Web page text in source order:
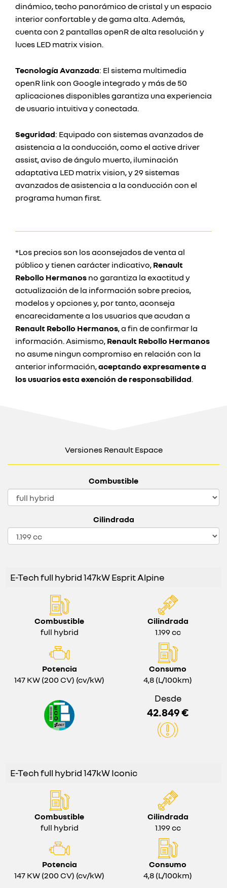
dinámico, techo panorámico de cristal y un espacio
interior confortable y de gama alta. Además,
cuenta con 2 pantallas openR de alta resolución y
luces LED matrix vision.
Tecnología Avanzada: El sistema multimedia
openR link con Google integrado y más de 50
aplicaciones disponibles garantiza una experiencia
de usuario intuitiva y conectada.
Seguridad: Equipado con sistemas avanzados de
asistencia a la conducción, como el active driver
assist, aviso de ángulo muerto, iluminación
adaptativa LED matrix vision, y 29 sistemas
avanzados de asistencia a la conducción con el
programa human first.
*Los precios son los aconsejados de venta al
público y tienen carácter indicativo, Renault
Rebollo Hermanos no garantiza la exactitud y
actualización de la información sobre precios,
modelos y opciones y, por tanto, aconseja
encarecidamente a los usuarios que acudan a
Renault Rebollo Hermanos, a fin de confirmar la
información. Asimismo, Renault Rebollo Hermanos
no asume ningun compromiso en relación con la
anterior información,aceptando expresamente a
los usuarios esta exención de responsabilidad.
Versiones Renault Espace
Combustible
Cilindrada
E-Tech full hybrid 147kW Esprit Alpine
Combustible
full hybrid
Cilindrada
1.199 cc
Potencia
147 KW (200 CV) (cv/kW)
Consumo
4,8 (L/100km)
Desde
42.849 €
E-Tech full hybrid 147kW Iconic
Combustible
full hybrid
Cilindrada
1.199 cc
Potencia
147 KW (200 CV) (cv/kW)
Consumo
4,8 (L/100km)